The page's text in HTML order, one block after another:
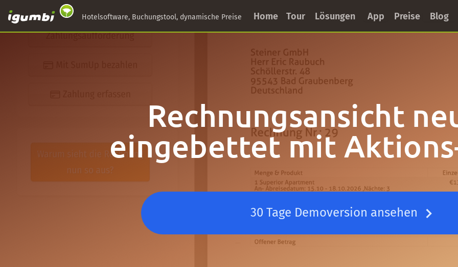
Hotelsoftware, Buchungstool, dynamische Preise Home Tour Lösungen App Preise Blog
Rechnungsansicht
eingebettet mit
30 Tage Demoversion ansehen